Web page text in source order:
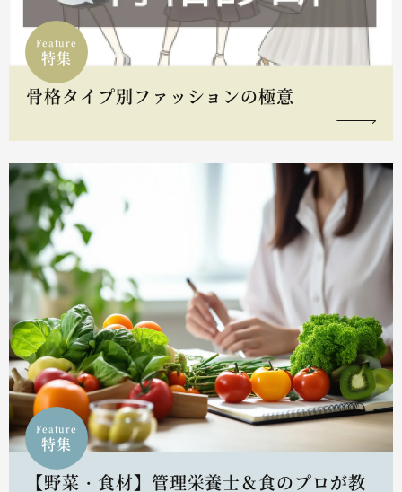
Feature
特集
骨格タイプ別ファッションの極意
Feature
特集
【野菜・食材】管理栄養士＆食のプロが教